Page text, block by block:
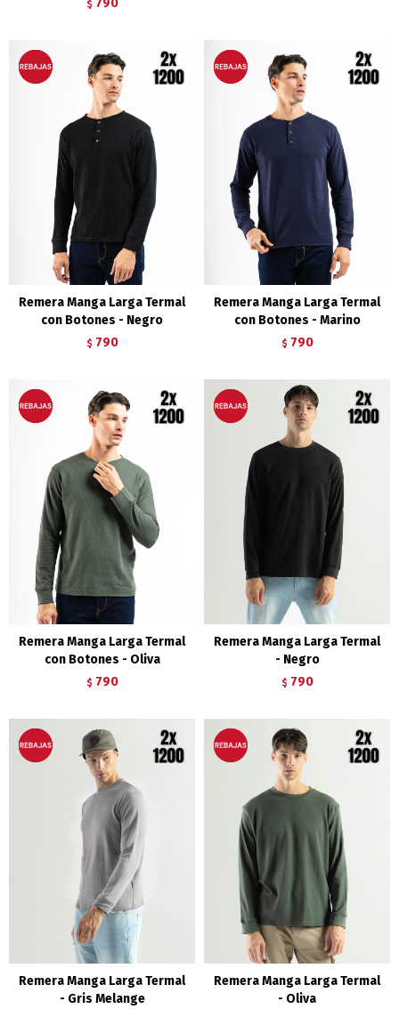
$
Remera Manga Larga Termal
con Botones - Negro
$ 790
Remera Manga Larga Termal
con Botones - Marino
$ 790
Remera Manga Larga Termal
con Botones - Oliva
$ 790
Remera Manga Larga Termal
- Negro
$ 790
Remera Manga Larga Termal
- Gris Melange
Remera Manga Larga Termal
- Oliva